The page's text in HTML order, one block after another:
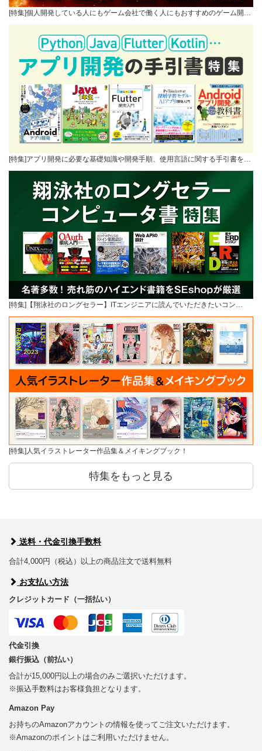
[特集]個人開発している人にもゲーム会社で働く人にもおすすめのゲーム開…
[特集]アプリ開発に必要な基礎知識や開発手順、使用言語に関する手引書を…
[特集]【翔泳社のロングセラー】ITエンジニアに読んでいただきたいコン…
[特集]人気イラストレーター作品集＆メイキングブック！
特集をもっと見る
送料・代金引換手数料
合計4,000円（税込）以上の商品注文で送料無料
お支払い方法
クレジットカード（一括払い）
代金引換
銀行振込（前払い）
合計が15,000円以上の場合のみご選択いただけます。
※振込手数料はお客様負担となります。
Amazon Pay
お持ちのAmazonアカウントの情報を使ってご注文いただけます。
※Amazonのポイントはご利用いただけません。